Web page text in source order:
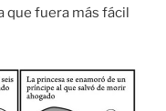
que fuera más fácil